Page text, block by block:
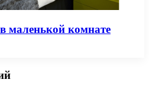
маленькой комнате